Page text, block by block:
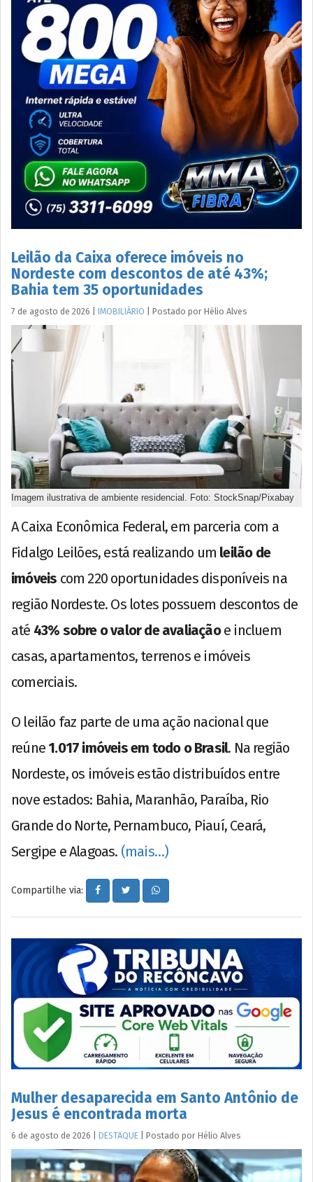
Leilão da Caixa oferece imóveis no
Nordeste com descontos de até 43%;
Bahia tem 35 oportunidades
7 de agosto de 2026 IMOBILIÁRIO Postado por Hélio Alves
Imagem ilustrativa de ambiente residencial. Foto: StockSnap/Pixabay
A Caixa Econômica Federal, em parceria com a
Fidalgo Leilões, está realizando um leilão de
imóveis com 220 oportunidades disponíveis na
região Nordeste. Os lotes possuem descontos de
até 43% sobre o valor de avaliaçãoe incluem
casas, apartamentos, terrenos e imóveis
comerciais.
O leilão faz parte de uma ação nacional que
reúne 1.017 imóveis em todo o Brasil. Na região
Nordeste, os imóveis estão distribuídos entre
nove estados: Bahia, Maranhão, Paraíba, Rio
Grande do Norte, Pernambuco, Piauí, Ceará,
Sergipe e Alagoas. (mais…)
Compartilhe via:
Mulher desaparecida em Santo Antônio de
Jesus é encontrada morta
6 de agosto de 2026 DESTAQUE Postado por Hélio Alves